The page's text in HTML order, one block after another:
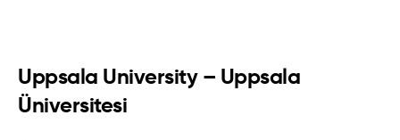
Uppsala University – Uppsala
Üniversitesi